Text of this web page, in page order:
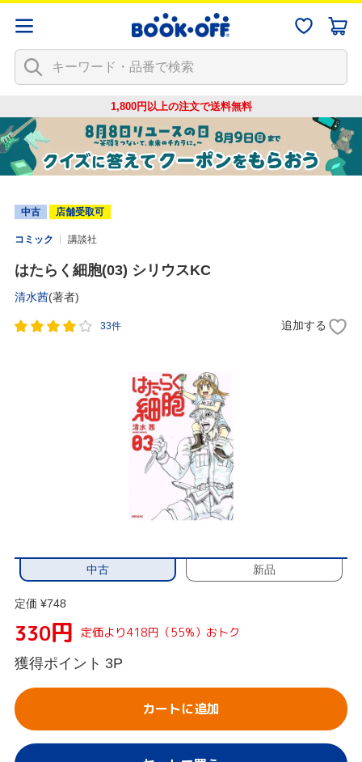
1,800円以上の注文で送料無料
中古 店舗受取可
コミック 講談社
はたらく細胞(03) シリウスKC
清水茜(著者)
33件 追加する
中古 新品
定価 ¥748
330円 定価より418円（55%）おトク
獲得ポイント 3P
カートに追加